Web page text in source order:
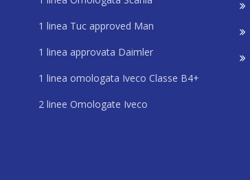
1 linea Tuc approved Man
1 linea approvata Daimler
1 linea omologata Iveco Classe B4+
2 linee Omologate Iveco